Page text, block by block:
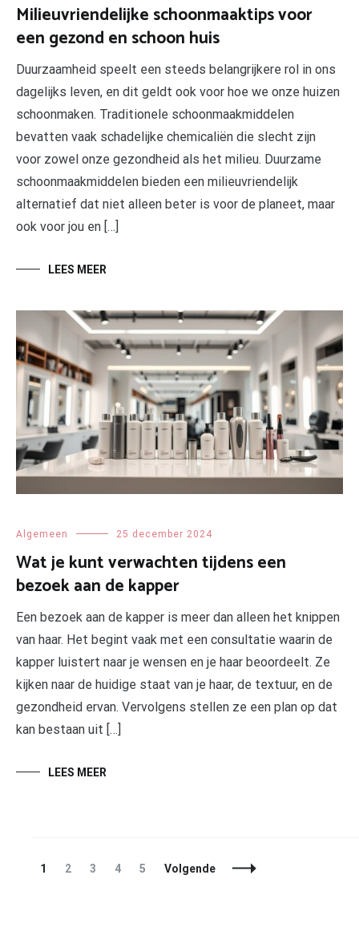
Milieuvriendelijke schoonmaaktips voor
een gezond en schoon huis
Duurzaamheid speelt een steeds belangrijkere rol in ons
dagelijks leven, en dit geldt ook voor hoe we onze huizen
schoonmaken. Traditionele schoonmaakmiddelen
bevatten vaak schadelijke chemicaliën die slecht zijn
voor zowel onze gezondheid als het milieu. Duurzame
schoonmaakmiddelen bieden een milieuvriendelijk
alternatief dat niet alleen beter is voor de planeet, maar
ook voor jou en […]
LEES MEER
Algemeen 25 december 2024
Wat je kunt verwachten tijdens een
bezoek aan de kapper
Een bezoek aan de kapper is meer dan alleen het knippen
van haar. Het begint vaak met een consultatie waarin de
kapper luistert naar je wensen en je haar beoordeelt. Ze
kijken naar de huidige staat van je haar, de textuur, en de
gezondheid ervan. Vervolgens stellen ze een plan op dat
kan bestaan uit […]
LEES MEER
Berichtnavigatie
Pagina
1 Pagina
2 Pagina
3 Pagina
4 Pagina
5 Volgende